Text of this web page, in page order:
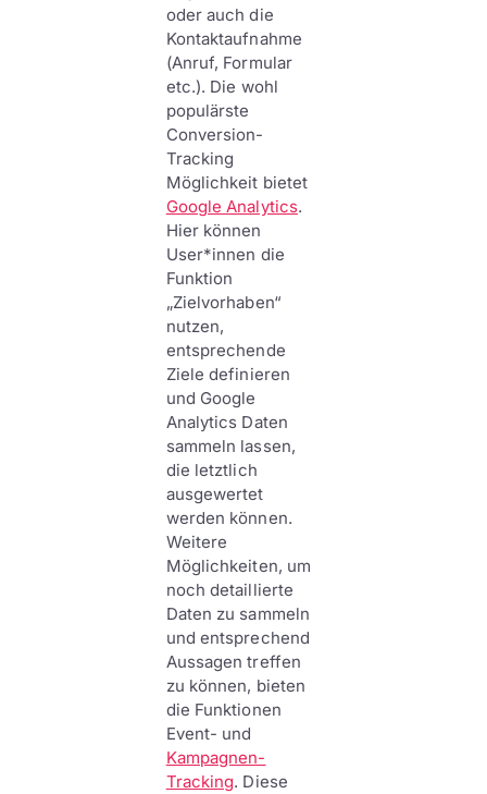
oder auch die
Kontaktaufnahme
(Anruf, Formular
etc.). Die wohl
populärste
Conversion-
Tracking
Möglichkeit bietet
Google Analytics.
Hier können
User*innen die
Funktion
„Zielvorhaben“
nutzen,
entsprechende
Ziele definieren
und Google
Analytics Daten
sammeln lassen,
die letztlich
ausgewertet
werden können.
Weitere
Möglichkeiten, um
noch detaillierte
Daten zu sammeln
und entsprechend
Aussagen treffen
zu können, bieten
die Funktionen
Event- und
Kampagnen-
Tracking. Diese